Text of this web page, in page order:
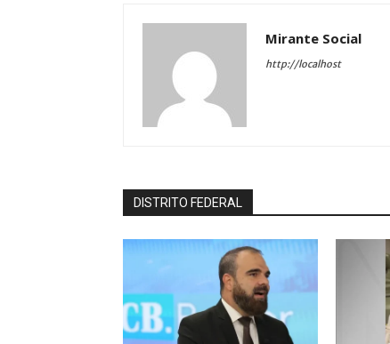
Mirante Social
http://localhost
DISTRITO FEDERAL